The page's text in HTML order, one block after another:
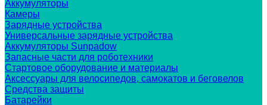
Аккумуляторы
Камеры
Зарядные устройства
Универсальные зарядные устройства
Аккумуляторы Sunpadow
Запасные части для роботехники
Стартовое оборудование и материалы
Аксессуары для велосипедов, самокатов и беговелов
Средства защиты
Батарейки